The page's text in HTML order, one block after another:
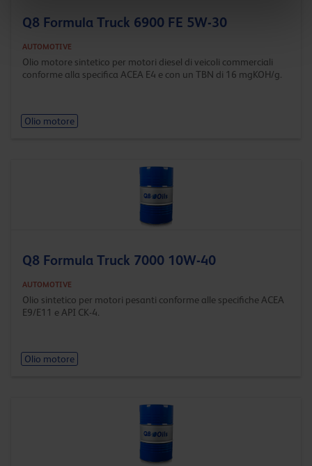
Q8 Formula Truck 6900 FE 5W-30
AUTOMOTIVE
Olio motore sintetico per motori diesel di veicoli commerciali
conforme alla specifica ACEA E4 e con un TBN di 16 mgKOH/g.
Olio motore
Q8 Formula Truck 7000 10W-40
AUTOMOTIVE
Olio sintetico per motori pesanti conforme alle specifiche ACEA
E9/E11 e API CK-4.
Olio motore